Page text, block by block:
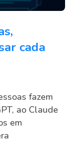
cada
fazem
ao Claude
em